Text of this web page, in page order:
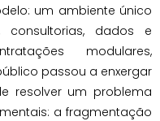
um ambiente único
consultorias, dados e
modulares,
passou a enxergar
resolver um problema
a fragmentação